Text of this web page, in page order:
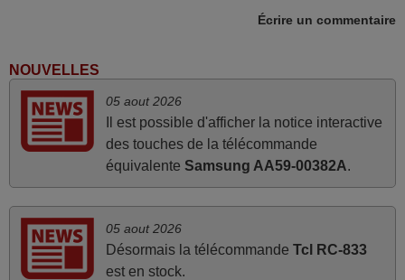
Concerne la télécommande de remplacement pour le
vidéo projecteur Wimius P20. Un avis provisoire avait été
émis car le délai de 24h était dépassé, néanmoins j'ai
reçu la télécommande au cours du 3ème jour ouvré,
compatible avec mon besoin. Concernant la
fonctionnalité de la télécommande, le produit tient sa
la fonction des différentes touches. De plus, elle est
directement utilisable moyennant l'insertion des 2 piles
fournies.
Écrire un commentaire
NOUVELLES
05 aout 2026
Il est possible d'afficher la notice interactive
des touches de la télécommande
équivalente Samsung AA59-00382A.
05 aout 2026
Désormais la télécommande Tcl RC-833
est en stock.